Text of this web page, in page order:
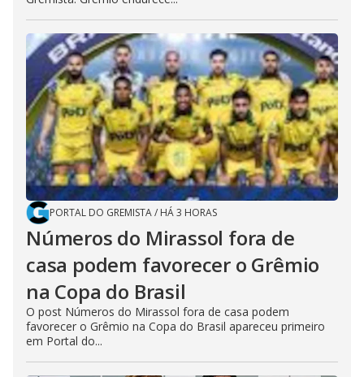
PORTAL DO GREMISTA/ HÁ 3 HORAS
Números do Mirassol fora de
casa podem favorecer o Grêmio
na Copa do Brasil
O post Números do Mirassol fora de casa podem
favorecer o Grêmio na Copa do Brasil apareceu primeiro
em Portal do...